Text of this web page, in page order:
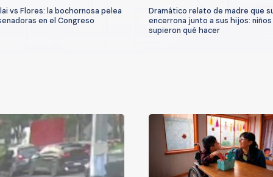
vs Flores: la bochornosa pelea
en el Congreso
Dramático relato de madre que
encerrona junto a sus hijos: niños
supieron qué hacer